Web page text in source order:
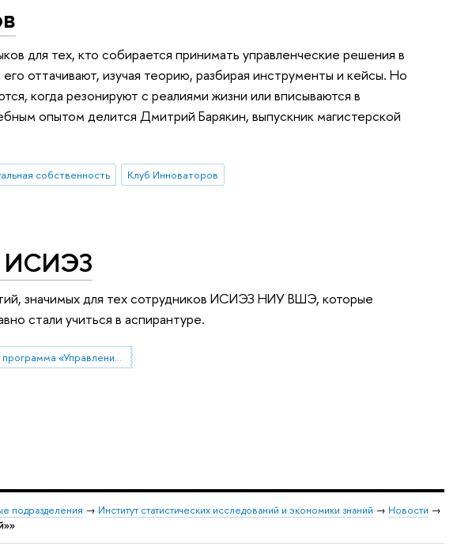
для тех, кто собирается принимать управленческие решения в
оттачивают, изучая теорию, разбирая инструменты и кейсы. Но
когда резонируют с реалиями жизни или вписываются в
опытом делится Дмитрий Барякин, выпускник магистерской
собственность
Клуб Инноваторов
ИСИЭЗ
значимых для тех сотрудников ИСИЭЗ НИУ ВШЭ, которые
стали учиться в аспирантуре.
магистерская программа «Управление в сфере науки, технологий и инноваций»
подразделения → Институт статистических исследований и экономики знаний → Новости →